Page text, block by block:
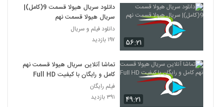
۵۶:۲۱
دانلود سریال هیولا قسمت 9(کامل)|
سریال هیولا قسمت نهم
دانلود فیلم و سریال
۱۹۷ بازدید
۴۹:۲۱
تماشا آنلاین سریال هیولا قسمت نهم
کامل و رایگان با کیفیت Full HD
فیلم رایگان
۳۹۱ بازدید